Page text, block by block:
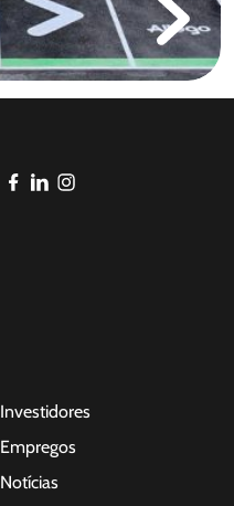
Investidores
Empregos
Notícias